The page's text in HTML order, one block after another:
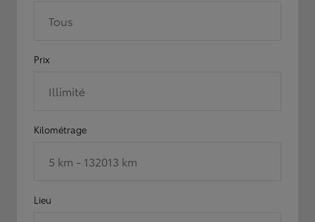
Tous
Prix
Illimité
Kilométrage
5 km - 132013 km
Lieu